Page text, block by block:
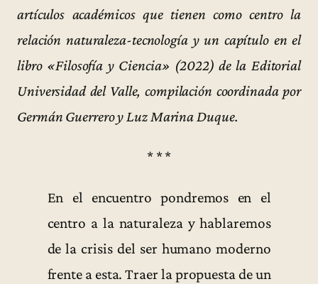
artículos académicos que tienen como centro la
relación naturaleza-tecnología y un capítulo en el
libro «Filosofía y Ciencia» (2022) de la Editorial
Universidad del Valle, compilación coordinada por
Germán Guerrero y Luz Marina Duque.
* * *
En el encuentro pondremos en el
centro a la naturaleza y hablaremos
de la crisis del ser humano moderno
frente a esta. Traer la propuesta de un